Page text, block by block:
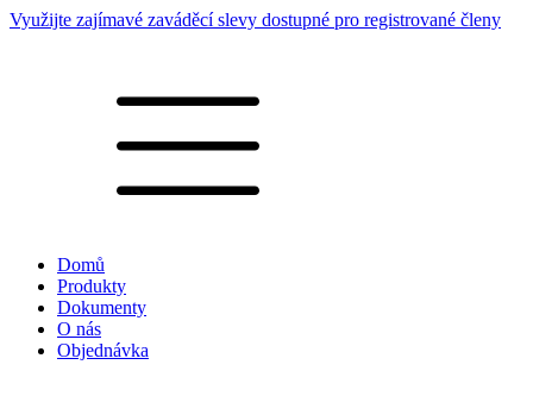
Využijte zajímavé zaváděcí slevy dostupné pro registrované členy
Domů
Produkty
Dokumenty
O nás
Objednávka